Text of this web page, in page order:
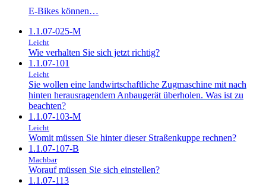
E-Bikes können…
1.1.07-025-M
Leicht
Wie verhalten Sie sich jetzt richtig?
1.1.07-101
Leicht
Sie wollen eine landwirtschaftliche Zugmaschine mit nach
hinten herausragendem Anbaugerät überholen. Was ist zu
beachten?
1.1.07-103-M
Leicht
Womit müssen Sie hinter dieser Straßenkuppe rechnen?
1.1.07-107-B
Machbar
Worauf müssen Sie sich einstellen?
1.1.07-113